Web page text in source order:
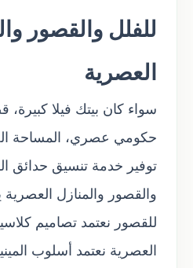
للفلل والقصور
العصرية
سواء كان بيتك فيلا
حكومي عصري، المساحة
توفير خدمة تنسيق حدائق
والقصور والمنازل
للقصور نعتمد تصاميم
العصرية نعتمد أسلوب